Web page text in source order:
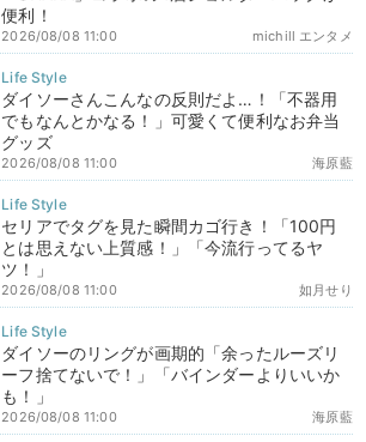
便利！
michill エンタメ
2026/08/08 11:00
ダイソーさんこんなの反則だよ…！「不器用
でもなんとかなる！」可愛くて便利なお弁当
グッズ
海原藍
2026/08/08 11:00
セリアでタグを見た瞬間カゴ行き！「100円
とは思えない上質感！」「今流行ってるヤ
ツ！」
如月せり
2026/08/08 11:00
ダイソーのリングが画期的「余ったルーズリ
ーフ捨てないで！」「バインダーよりいいか
も！」
海原藍
2026/08/08 11:00